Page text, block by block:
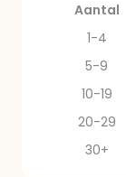
Aantal
1-4
5-9
10-19
20-29
30+